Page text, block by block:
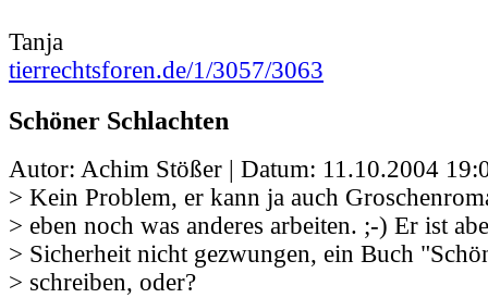
Tanja
tierrechtsforen.de/1/3057/3063
Schöner Schlachten
Autor: Achim Stößer | Datum: 11.10.2004
> Kein Problem, er kann ja auch
> eben noch was anderes arbeiten. ;-) Er ist
> Sicherheit nicht gezwungen, ein Buch
> schreiben, oder?